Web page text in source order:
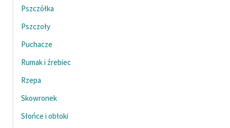
Pszczółka
Pszczoły
Puchacze
Rumak i źrebiec
Rzepa
Skowronek
Słońce i obłoki